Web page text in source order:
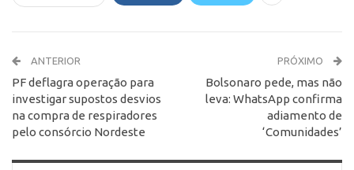
ANTERIOR
PF deflagra operação para
investigar supostos desvios
na compra de respiradores
pelo consórcio Nordeste
PRÓXIMO
Bolsonaro pede, mas não
leva: WhatsApp confirma
adiamento de
‘Comunidades’